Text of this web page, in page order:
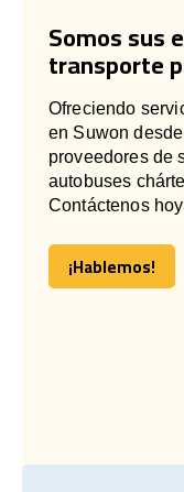
Somos sus
transporte
Ofreciendo
en Suwon
proveedores de
autobuses
Contáctenos
¡Hablemos!
¡Hablemos!